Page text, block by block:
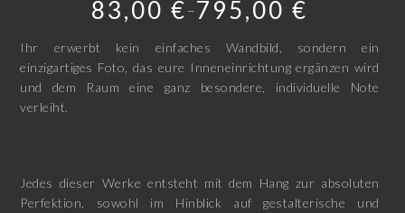
83,00€ –795,00 €
Ihr erwerbt kein einfaches Wandbild, sondern ein
einzigartiges Foto, das eure Inneneinrichtung ergänzen wird
und dem Raum eine ganz besondere, individuelle Note
verleiht.
Jedes dieser Werke entsteht mit dem Hang zur absoluten
Perfektion, sowohl im Hinblick auf gestalterische und